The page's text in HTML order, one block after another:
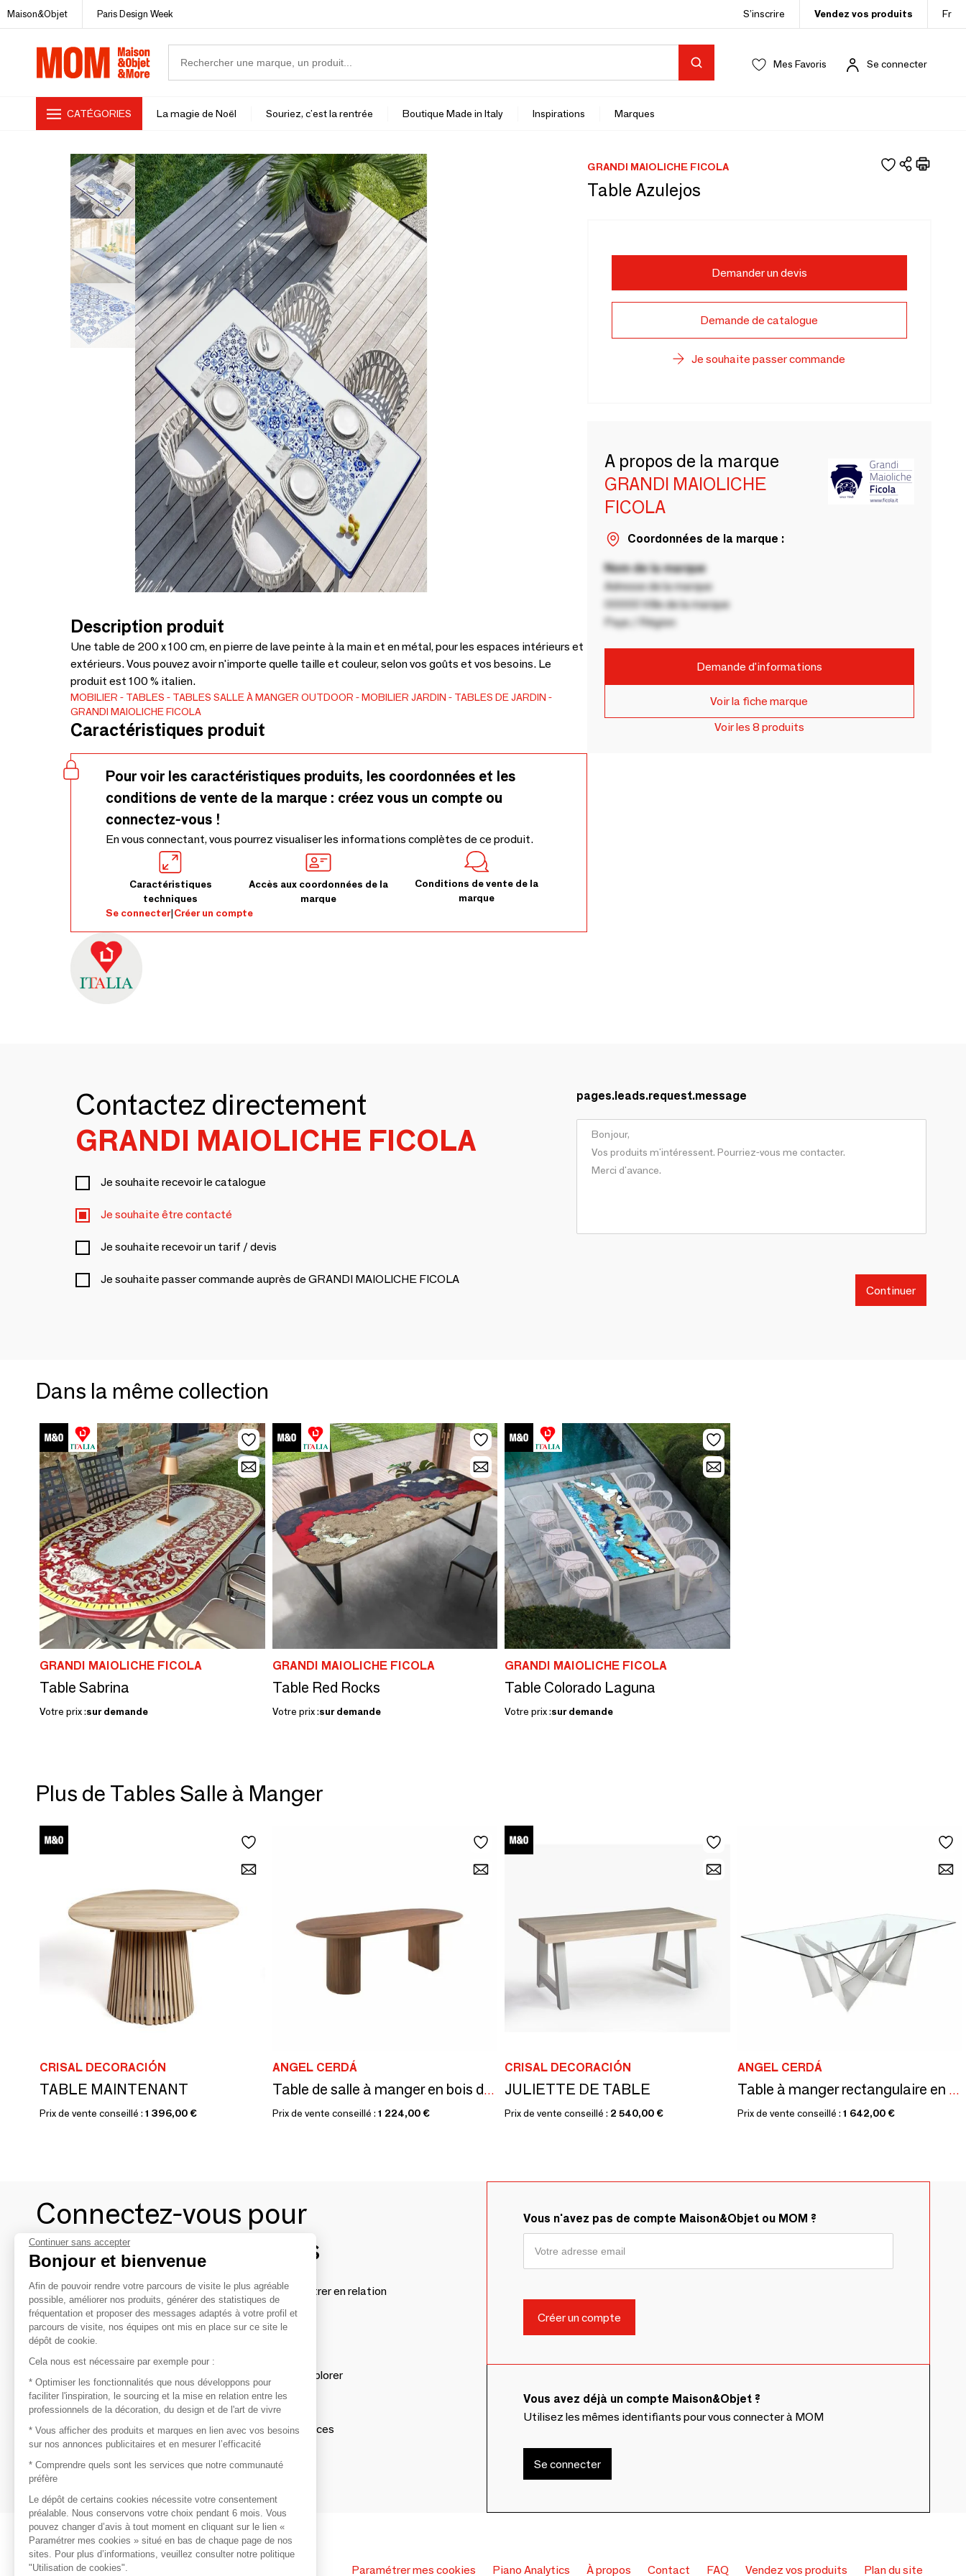
Maison&Objet Paris Design Week S’inscrire Vendez vos produits Fr
Mes Favoris Se connecter
CATÉGORIES La magie de Noël Souriez, c'est la rentrée Boutique Made in Italy Inspirations Marques
Description produit
Une table de 200 x 100 cm, en pierre de lave peinte à la main et en métal, pour les espaces intérieurs et
extérieurs. Vous pouvez avoir n'importe quelle taille et couleur, selon vos goûts et vos besoins. Le
produit est 100 % italien.
MOBILIER TABLES TABLES SALLE À MANGER OUTDOOR MOBILIER JARDIN
TABLES DE JARDIN
GRANDI MAIOLICHE FICOLA
Caractéristiques produit
Pour voir les caractéristiques produits, les coordonnées et les
conditions de vente de la marque : créez vous un compte ou
connectez-vous !
En vous connectant, vous pourrez visualiser les informations complètes de ce produit.
Caractéristiques
techniques
Accès aux coordonnées de la
marque
Conditions de vente de la
marque
Se connecter|Créer un compte
GRANDI MAIOLICHE FICOLA
Table Azulejos
Demander un devis
Demande de catalogue
Je souhaite passer commande
A propos de la marque
GRANDI MAIOLICHE
FICOLA
Coordonnées de la marque :
Nom de la marque
Adresse de la marque
00000 Ville de la marque
Pays / Région
Demande d'informations
Voir la fiche marque
Voir les 8 produits
Contactez directement
GRANDI MAIOLICHE FICOLA
Je souhaite recevoir le catalogue
Je souhaite être contacté
Je souhaite recevoir un tarif / devis
Je souhaite passer commande auprès de GRANDI MAIOLICHE FICOLA
pages.leads.request.message
Continuer
Dans la même collection
GRANDI MAIOLICHE FICOLA
Table Sabrina
Votre prix :sur demande
GRANDI MAIOLICHE FICOLA
Table Red Rocks
Votre prix :sur demande
GRANDI MAIOLICHE FICOLA
Table Colorado Laguna
Votre prix :sur demande
Plus de Tables Salle à Manger
CRISAL DECORACIÓN
TABLE MAINTENANT
Prix de vente conseillé : 1 396,00 €
ANGEL CERDÁ
Table de salle à manger en bois de noyer
Prix de vente conseillé : 1 224,00 €
CRISAL DECORACIÓN
JULIETTE DE TABLE
Prix de vente conseillé : 2 540,00 €
ANGEL CERDÁ
Table à manger rectangulaire en verre
Prix de vente conseillé : 1 642,00 €
Connectez-vous pour
contacter les marques
Afin de profiter au mieux de l'expérience MOM et de rentrer en relation
avec vos marques préférées, créez-vous un compte.
Découvrir
Les produits de milliers de fournisseurs à explorer
S'inspirer
Inspiration et sélections de produits tendances
Contacter
Vous n'avez pas de compte Maison&Objet ou MOM ?
Vous avez déjà un compte Maison&Objet ?
Utilisez les mêmes identifiants pour vous connecter à MOM
Se connecter
Paramétrer mes cookies Piano Analytics À propos Contact FAQ Vendez vos produits Plan du site
Continuer sans accepter
Bonjour et bienvenue
Afin de pouvoir rendre votre parcours de visite le plus agréable
possible, améliorer nos produits, générer des statistiques de
fréquentation et proposer des messages adaptés à votre profil et
parcours de visite, nos équipes ont mis en place sur ce site le
dépôt de cookie.
Cela nous est nécessaire par exemple pour :
* Optimiser les fonctionnalités que nous développons pour
faciliter l'inspiration, le sourcing et la mise en relation entre les
professionnels de la décoration, du design et de l'art de vivre
* Vous afficher des produits et marques en lien avec vos besoins
sur nos annonces publicitaires et en mesurer l’efficacité
* Comprendre quels sont les services que notre communauté
préfère
Le dépôt de certains cookies nécessite votre consentement
préalable. Nous conservons votre choix pendant 6 mois. Vous
pouvez changer d’avis à tout moment en cliquant sur le lien «
Paramétrer mes cookies » situé en bas de chaque page de nos
sites. Pour plus d’informations, veuillez consulter notre politique
"Utilisation de cookies".